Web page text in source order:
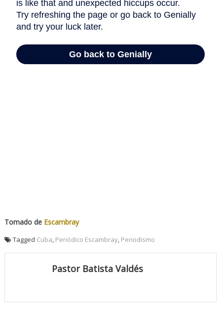
Tomado de Escambray
Tagged Cuba, Periódico Escambray, Periodismo
Pastor Batista Valdés